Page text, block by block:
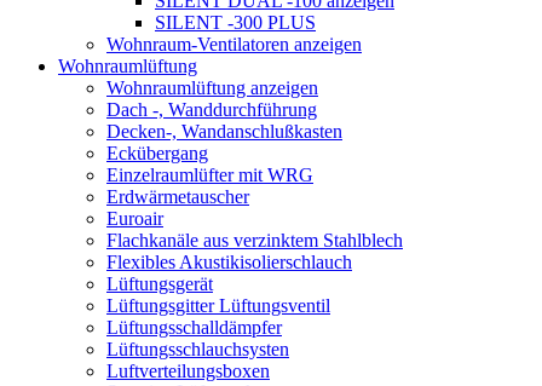
SILENT -300 PLUS
Wohnraum-Ventilatoren anzeigen
Wohnraumlüftung
Wohnraumlüftung anzeigen
Dach -, Wanddurchführung
Decken-, Wandanschlußkasten
Eckübergang
Einzelraumlüfter mit WRG
Erdwärmetauscher
Euroair
Flachkanäle aus verzinktem Stahlblech
Flexibles Akustikisolierschlauch
Lüftungsgerät
Lüftungsgitter Lüftungsventil
Lüftungsschalldämpfer
Lüftungsschlauchsysten
Luftverteilungsboxen